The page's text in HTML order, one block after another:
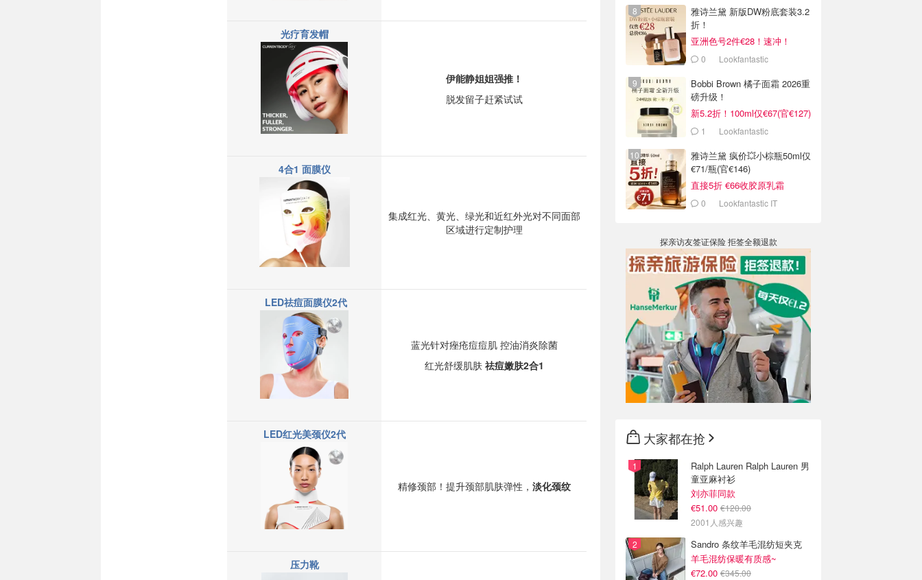
光疗育发帽
伊能静姐姐强推！
脱发留子赶紧试试
4合1 面膜仪
集成红光、黄光、绿光和近红外光对不同面部
区域进行定制护理
LED祛痘面膜仪2代
蓝光针对痤疮痘痘肌 控油消炎除菌
红光舒缓肌肤 祛痘嫩肤2合1
LED红光美颈仪2代
精修颈部！提升颈部肌肤弹性， 淡化颈纹
压力靴
雅诗兰黛 新版DW粉底套装3.2
折！
亚洲色号2件€28！速冲！
0 Lookfantastic
Bobbi Brown 橘子面霜 2026重
磅升级！
新5.2折！100ml仅€67(官€127)
1 Lookfantastic
雅诗兰黛 疯价💥小棕瓶50ml仅
€71/瓶(官€146)
直接5折 €66收胶原乳霜
0 Lookfantastic IT
探亲访友签证保险 拒签全额退款
大家都在抢
Ralph Lauren Ralph Lauren 男
童亚麻衬衫
刘亦菲同款
€51.00 €120.00
2001人感兴趣
Sandro 条纹羊毛混纺短夹克
羊毛混纺保暖有质感~
€72.00 €345.00